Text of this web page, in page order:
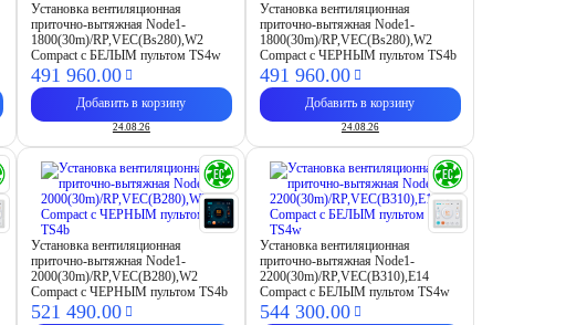
Установка вентиляционная
приточно-вытяжная Node1-
1800(30m)/RP,VEC(Bs280),W2
Compact с БЕЛЫМ пультом TS4w
491 960.00
Добавить в корзину
24.08.26
Установка вентиляционная
приточно-вытяжная Node1-
1800(30m)/RP,VEC(Bs280),W2
Compact с ЧЕРНЫМ пультом TS4b
491 960.00
Добавить в корзину
24.08.26
Установка вентиляционная
приточно-вытяжная Node1-
2000(30m)/RP,VEC(B280),W2
Compact с ЧЕРНЫМ пультом TS4b
521 490.00
Установка вентиляционная
приточно-вытяжная Node1-
2200(30m)/RP,VEC(B310),E14
Compact с БЕЛЫМ пультом TS4w
544 300.00